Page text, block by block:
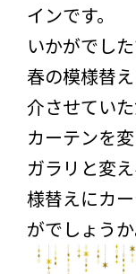
インです。
いかがでし
春の模様替
介させていた
カーテンを
ガラリと変
様替えにカ
がでしょうか